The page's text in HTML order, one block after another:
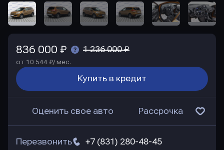
836 000 ₽ 1 236 000 ₽
от 10 544 ₽/ мес.
Купить в кредит
Оценить свое авто Рассрочка
+7 (831) 280-48-45
Перезвонить